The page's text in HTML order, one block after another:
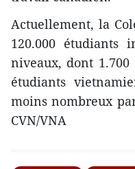
Actuellement, la
120.000 étudiants
niveaux, dont
étudiants
moins nombreux
CVN/VNA